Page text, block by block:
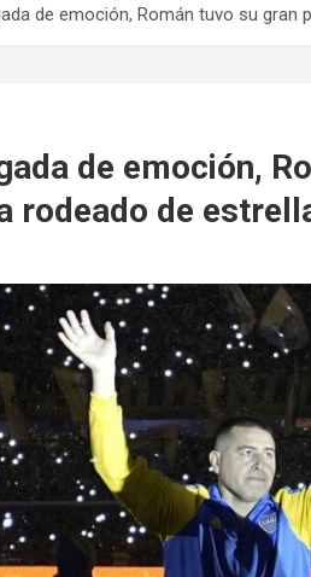
de emoción, Román tuvo su gran
de emoción,
rodeado de